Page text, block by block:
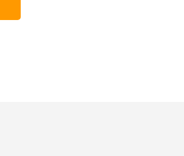
変更については、当サイト上に1ヵ⽉間表⽰